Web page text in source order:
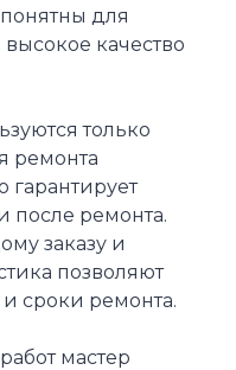
для
качество
только
ремонта
гарантирует
после ремонта.
заказу и
позволяют
сроки ремонта.
мастер